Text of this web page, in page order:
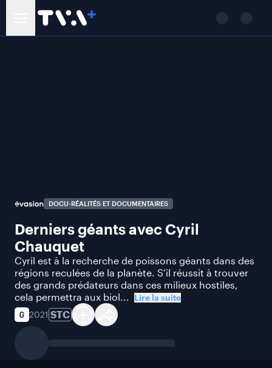
DOCU-RÉALITÉS ET DOCUMENTAIRES
Derniers géants avec Cyril
Chauquet
Cyril est à la recherche de poissons géants dans des
régions reculées de la planète. S’il réussit à trouver
des grands prédateurs dans ces milieux hostiles,
cela permettra aux biol... Lire la suite
2021 STC